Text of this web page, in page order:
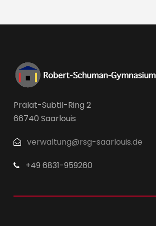
Prälat-Subtil-Ring 2
66740 Saarlouis
verwaltung@rsg-saarlouis.de
+49 6831-959260